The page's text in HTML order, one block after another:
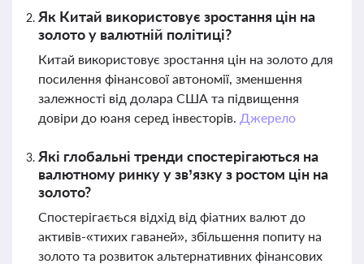
Як Китай використовує зростання цін на
золото у валютній політиці?
Китай використовує зростання цін на золото для
посилення фінансової автономії, зменшення
залежності від долара США та підвищення
довіри до юаня серед інвесторів. Джерело
Які глобальні тренди спостерігаються на
валютному ринку у зв’язку з ростом цін на
золото?
Спостерігається відхід від фіатних валют до
активів-«тихих гаваней», збільшення попиту на
золото та розвиток альтернативних фінансових